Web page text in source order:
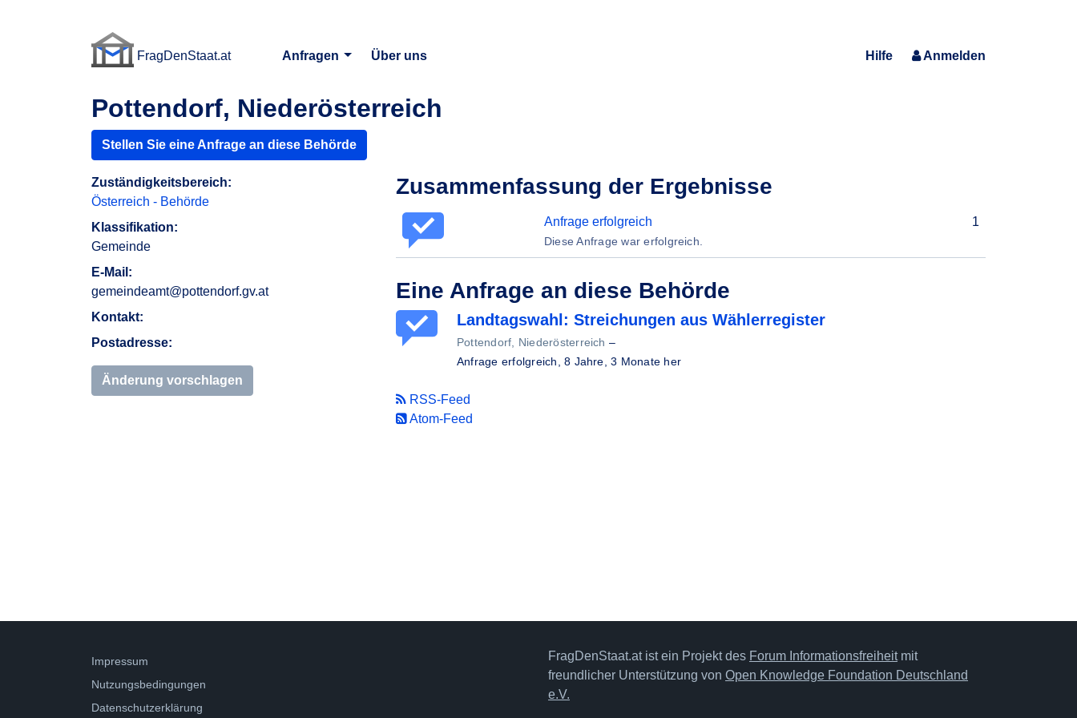
FragDenStaat.at
Anfragen
Über uns Hilfe Anmelden
Pottendorf, Niederösterreich
Stellen Sie eine Anfrage an diese Behörde
Zuständigkeitsbereich:
Österreich - Behörde
Klassifikation:
Gemeinde
E-Mail:
gemeindeamt@pottendorf.gv.at
Kontakt:
Postadresse:
Änderung vorschlagen
Zusammenfassung der Ergebnisse
Anfrage erfolgreich
Diese Anfrage war erfolgreich.
1
Eine Anfrage an diese Behörde
Landtagswahl: Streichungen aus Wählerregister
Pottendorf, Niederösterreich –
Anfrage erfolgreich,8 Jahre, 3 Monate her
RSS-Feed
Atom-Feed
Impressum
Nutzungsbedingungen
Datenschutzerklärung
FragDenStaat.at ist ein Projekt des Forum Informationsfreiheitmit
freundlicher Unterstützung von Open Knowledge Foundation Deutschland
e.V.